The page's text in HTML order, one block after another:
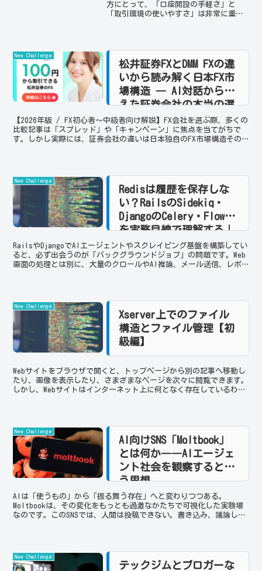
方にとって、「口座開設の手軽さ」と
「取引環境の使いやすさ」は非常に重要
ります。本記事では、ス...
New Challenge
松井証券FXとDMM FXの違
いから読み解く日本FX市
場構造 ― AI対話から見
えた証券会社の本当の選
び方
【2026年版 / FX初心者〜中級者向け解説】FX会社を選ぶ際、多くの
比較記事は「スプレッド」や「キャンペーン」に焦点を当てがちで
す。しかし実際には、証券会社の違いは日本独自のFX市場構造その
New Challenge
Redisは履歴を保存しな
い？RailsのSidekiq・
DjangoのCelery・Flower
を実務目線で理解する｜
ジョブ管理とログ解析の
全体像【2026年版】
RailsやDjangoでAIエージェントやスクレイピング基盤を構築してい
ると、必ず出会うのが「バックグラウンドジョブ」の問題です。Web
画面の処理とは別に、大量のクロールやAI推論、メール送信、レポ
New Challenge
Xserver上でのファイル
構造とファイル管理【初
級編】
Webサイトをブラウザで開くと、トップページから別の記事へ移動し
たり、画像を表示したり、さまざまなページを次々に閲覧できます。
しかし、Webサイトはインターネット上に何となく存在しているわけ
New Challenge
AI向けSNS「Moltbook」
とは何か――AIエージェ
ント社会を観察するとい
う思想
AIは「使うもの」から「振る舞う存在」へと変わりつつある。
Moltbookは、その変化をもっとも過激なかたちで可視化した実験場
なのです。このSNSでは、人間は投稿できない。書き込み、議論し、
New Challenge
テックジムとブロガーな